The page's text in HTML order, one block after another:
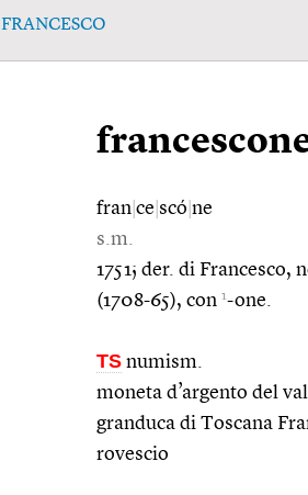
FRANCESCO
fran ce scó ne
s.m.
1751; der. di Francesco,
(1708-65), con 1-one.
TS numism.
moneta d’argento del
granduca di Toscana
rovescio